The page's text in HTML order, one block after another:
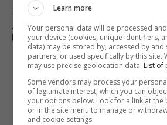
Предыдущий пост
4-Й МЕЖДУНАРОДНЫЙ
KHARKIV MEETDOCS ОБЪЯВИЛ
Learn more
Your personal data will be processed
your device (cookies, unique identifiers,
data) may be stored by, accessed by and
partners, or used specifically by this site.
may use precise geolocation data. List of
Some vendors may process your
of legitimate interest, which you can
your options below. Look for a link at
or in the site menu to manage or
and cookie settings.